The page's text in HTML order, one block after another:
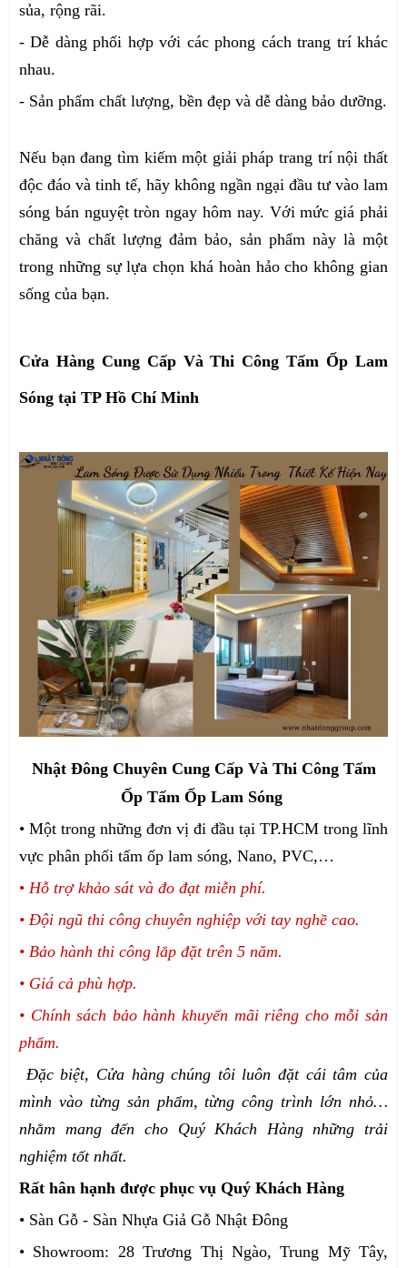
sủa, rộng rãi.
- Dễ dàng phối hợp với các phong cách trang trí khác
nhau.
- Sản phẩm chất lượng, bền đẹp và dễ dàng bảo dưỡng.
Nếu bạn đang tìm kiếm một giải pháp trang trí nội thất
độc đáo và tinh tế, hãy không ngần ngại đầu tư vào lam
sóng bán nguyệt tròn ngay hôm nay. Với mức giá phải
chăng và chất lượng đảm bảo, sản phẩm này là một
trong những sự lựa chọn khá hoàn hảo cho không gian
sống của bạn.
Cửa Hàng Cung Cấp Và Thi Công Tấm Ốp Lam
Sóng tại TP Hồ Chí Minh
Nhật Đông Chuyên Cung Cấp Và Thi Công Tấm
Ốp Tấm Ốp Lam Sóng
• Một trong những đơn vị đi đầu tại TP.HCM trong lĩnh
vực phân phối tấm ốp lam sóng, Nano, PVC,…
• Hỗ trợ khảo sát và đo đạt miễn phí.
• Đội ngũ thi công chuyên nghiệp với tay nghề cao.
• Bảo hành thi công lắp đặt trên 5 năm.
• Giá cả phù hợp.
• Chính sách bảo hành khuyến mãi riêng cho mỗi sản
phẩm.
Đặc biệt, Cửa hàng chúng tôi luôn đặt cái tâm của
mình vào từng sản phẩm, từng công trình lớn nhỏ…
nhằm mang đến cho Quý Khách Hàng những trải
nghiệm tốt nhất.
Rất hân hạnh được phục vụ Quý Khách Hàng
• Sàn Gỗ - Sàn Nhựa Giả Gỗ Nhật Đông
• Showroom: 28 Trương Thị Ngào, Trung Mỹ Tây,